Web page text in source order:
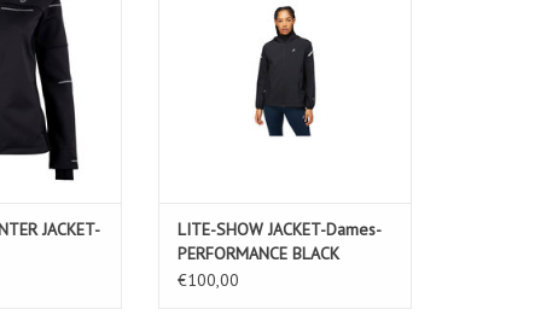
JACKET-
TOEVOEGEN AAN WINKELWAGEN
LITE-SHOW JACKET-Dames-
PERFORMANCE BLACK
€100,00